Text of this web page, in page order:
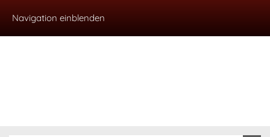
Navigation einblenden